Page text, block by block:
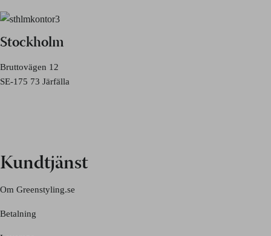
Stockholm
Bruttovägen 12
SE-175 73 Järfälla
Kundtjänst
Om Greenstyling.se
Betalning